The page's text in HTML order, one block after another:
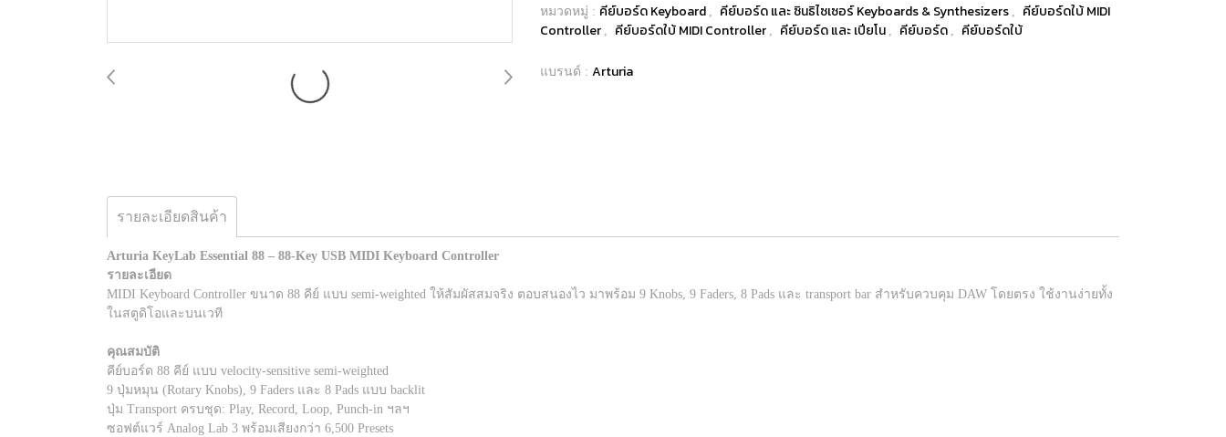
หมวดหมู่ : คีย์บอร์ด Keyboard คีย์บอร์ด และ ซินธิไซเซอร์ Keyboards & Synthesizers
คีย์บอร์ดใบ้ MIDI
Controller
คีย์บอร์ดใบ้ MIDI Controller คีย์บอร์ด และ เปียโน คีย์บอร์ด คีย์บอร์ดใบ้
แบรนด์ : Arturia
รายละเอียดสินค้า
Arturia KeyLab Essential 88 – 88-Key USB MIDI Keyboard Controller
รายละเอียด
MIDI Keyboard Controller ขนาด 88 คีย์ แบบ semi-weighted ให้สัมผัสสมจริง ตอบสนองไว มาพร้อม 9 Knobs, 9 Faders, 8 Pads และ transport bar สำหรับควบคุม DAW โดยตรง ใช้งานง่ายทั้ง
ในสตูดิโอและบนเวที
คุณสมบัติ
คีย์บอร์ด 88 คีย์ แบบ velocity-sensitive semi-weighted
9 ปุ่มหมุน (Rotary Knobs), 9 Faders และ 8 Pads แบบ backlit
ปุ่ม Transport ครบชุด: Play, Record, Loop, Punch-in ฯลฯ
ซอฟต์แวร์ Analog Lab 3 พร้อมเสียงกว่า 6,500 Presets